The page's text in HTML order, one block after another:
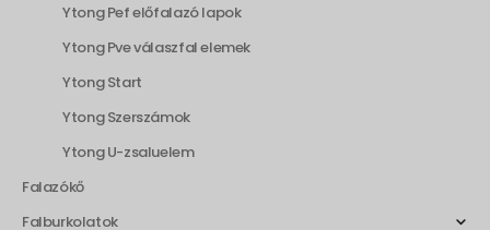
Ytong Pef előfalazó lapok
Ytong Pve válaszfal elemek
Ytong Start
Ytong Szerszámok
Ytong U-zsaluelem
Falazókő
Falburkolatok